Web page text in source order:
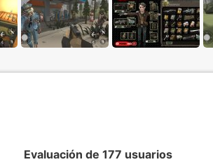
Evaluación de 177 usuarios